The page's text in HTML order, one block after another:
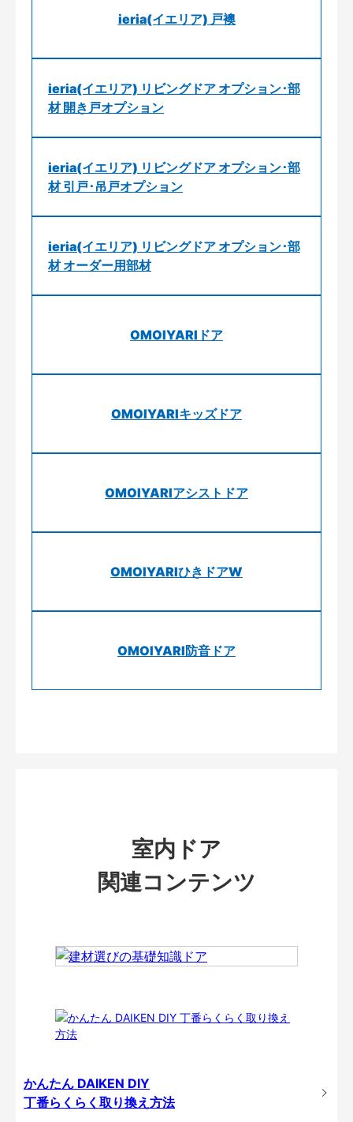
ieria(イエリア) 戸襖
ieria(イエリア) リビングドア オプション･部
材 開き戸オプション
ieria(イエリア) リビングドア オプション･部
材 引戸･吊戸オプション
ieria(イエリア) リビングドア オプション･部
材 オーダー用部材
OMOIYARIドア
OMOIYARIキッズドア
OMOIYARIアシストドア
OMOIYARIひきドアW
OMOIYARI防音ドア
室内ドア
関連コンテンツ
かんたん DAIKEN DIY
丁番らくらく取り換え方法